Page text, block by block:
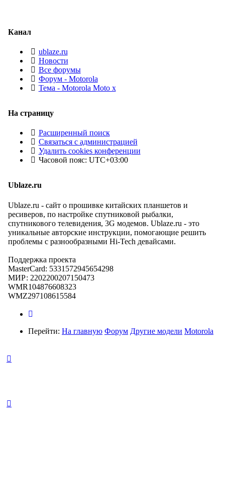
Канал
ublaze.ru
Новости
Все форумы
Форум - Motorola
Тема - Motorola Moto x
На страницу
Расширенный поиск
Связаться с администрацией
Удалить cookies конференции
Часовой пояс: UTC+03:00
Ublaze.ru
Ublaze.ru - сайт о прошивке китайских планшетов и
ресиверов, по настройке спутниковой рыбалки,
спутникового телевидения, 3G модемов. Ublaze.ru - это
уникальные авторские инструкции, помогающие решить
проблемы с разнообразными Hi-Tech девайсами.
Поддержка проекта
MasterCard: 5331572945654298
МИР: 2202200207150473
WMR104876608323
WMZ297108615584
Перейти: На главную Форум Другие модели Motorola